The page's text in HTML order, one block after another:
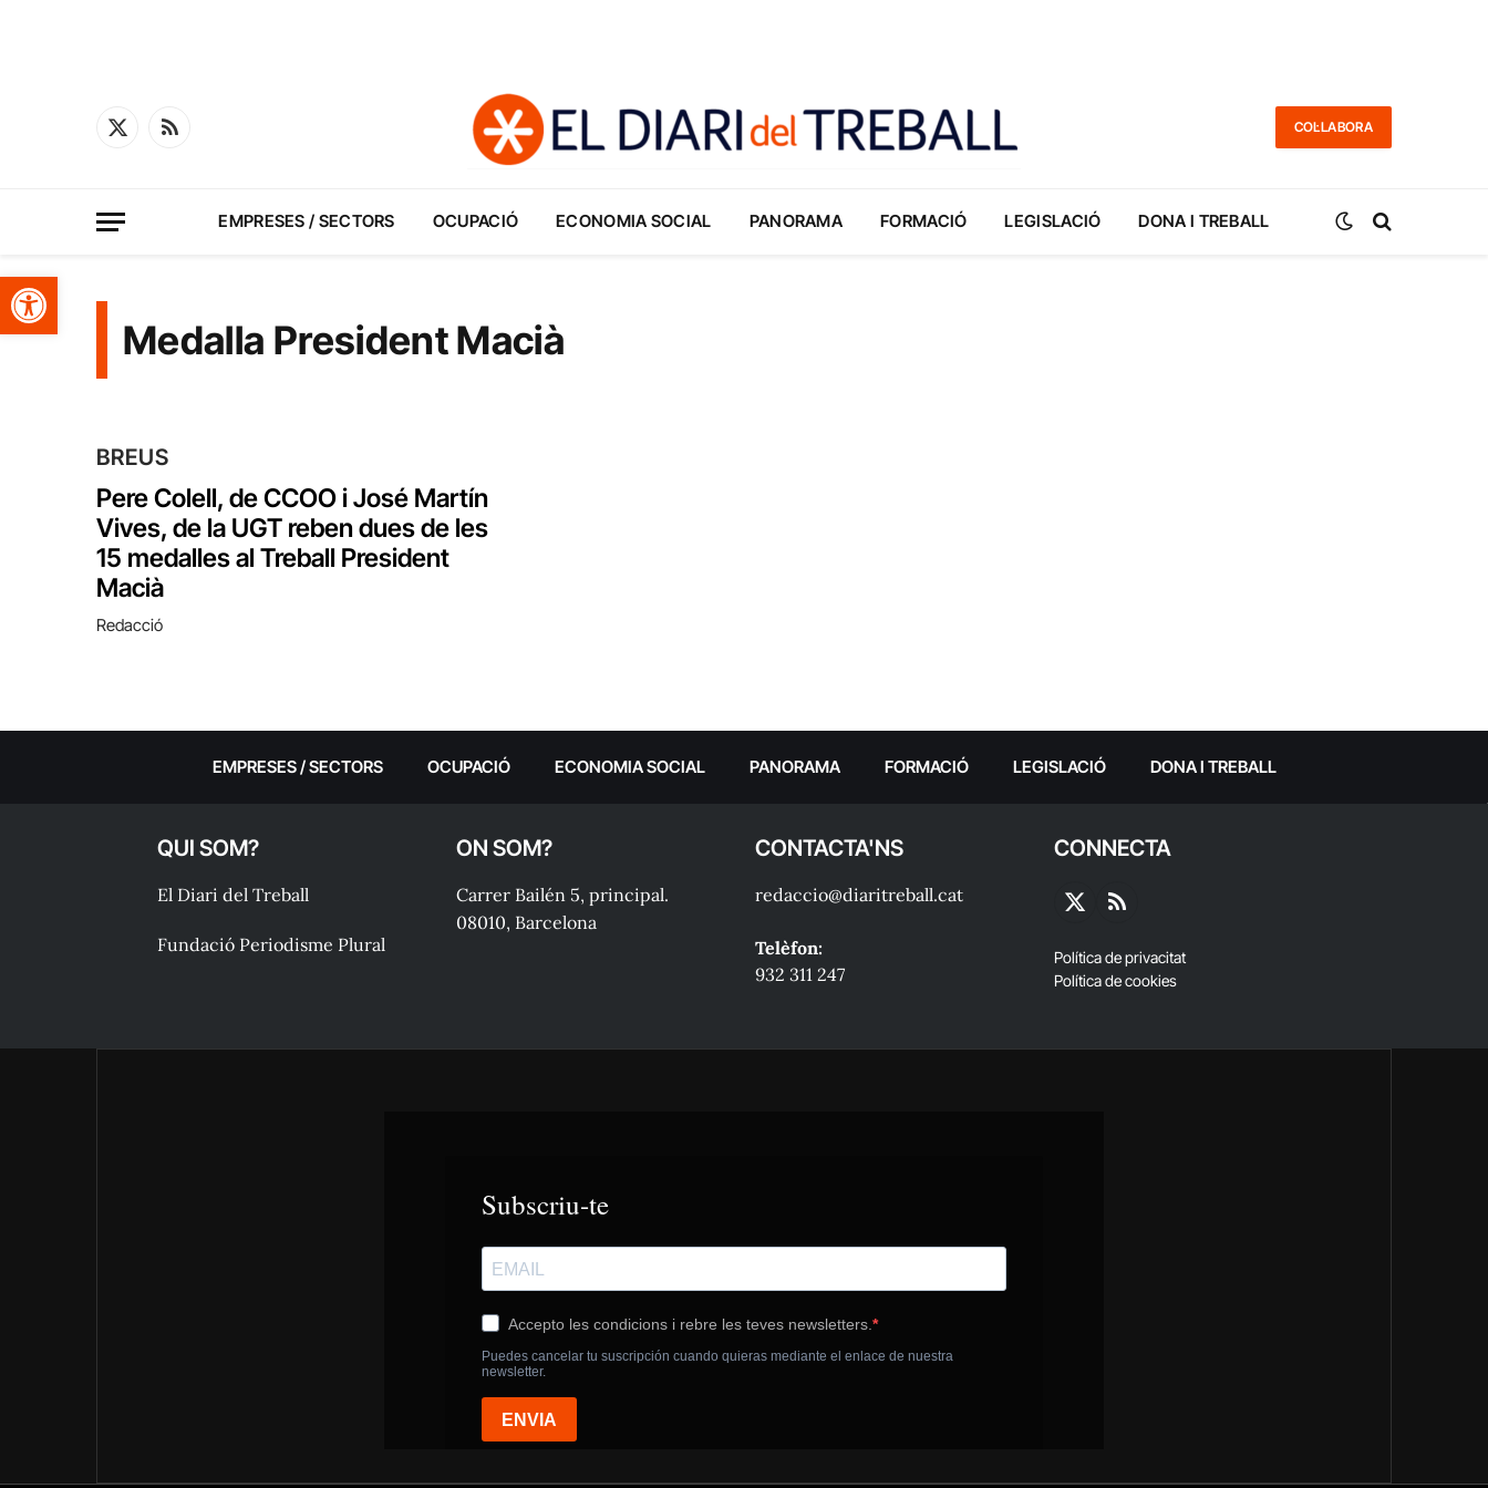
Obre la barra d'eines
X
RSS
COL·LABORA
EMPRESES / SECTORS OCUPACIÓ ECONOMIA SOCIAL PANORAMA FORMACIÓ LEGISLACIÓ DONA I TREBALL
Medalla President Macià
BREUS
Pere Colell, de CCOO i José Martín
Vives, de la UGT reben dues de les
15 medalles al Treball President
Macià
Redacció
EMPRESES / SECTORS OCUPACIÓ ECONOMIA SOCIAL PANORAMA FORMACIÓ LEGISLACIÓ DONA I TREBALL
QUI SOM?
El Diari del Treball
Fundació Periodisme Plural
ON SOM?
Carrer Bailén 5, principal.
08010, Barcelona
CONTACTA'NS
redaccio@diaritreball.cat
Telèfon:
932 311 247
CONNECTA
X
RSS
Política de privacitat
Política de cookies